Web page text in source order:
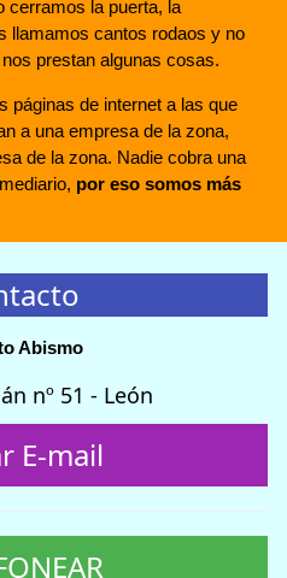
cerramos la puerta, la
llamamos cantos rodaos y no
prestan algunas cosas.
páginas de internet a las que
a una empresa de la zona,
de la zona. Nadie cobra una
por eso somos más
Abismo
nº 51 - León
E-mail